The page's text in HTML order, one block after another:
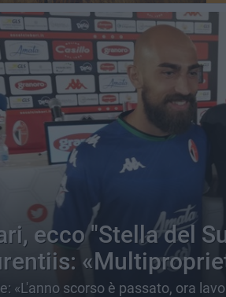
ecco "Stella del
«L'anno scorso è passato, ora